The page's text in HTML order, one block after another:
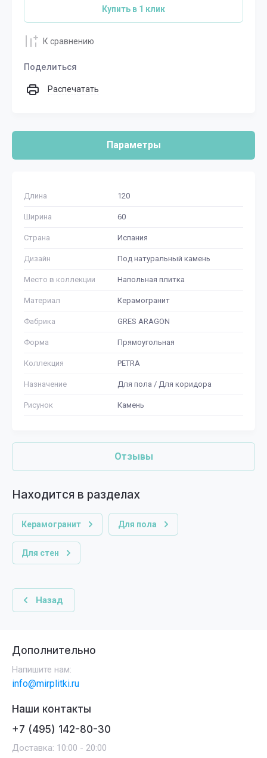
Купить в 1 клик
К сравнению
Поделиться
Распечатать
Параметры
Длина 120
Ширина 60
Страна Испания
Дизайн Под натуральный камень
Место в коллекции Напольная плитка
Материал Керамогранит
Фабрика GRES ARAGON
Форма Прямоугольная
Коллекция PETRA
Назначение Для пола / Для коридора
Рисунок Камень
Отзывы
Находится в разделах
Керамогранит Для пола
Для стен
Назад
Наши контакты
+7 (495) 142-80-30
Доставка: 10:00 - 20:00
Дополнительно
Напишите нам:
info@mirplitki.ru